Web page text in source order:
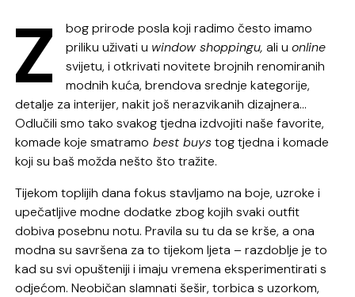
Z
bog prirode posla koji radimo često imamo
priliku uživati u window shoppingu, ali uonline
svijetu, i otkrivati novitete brojnih renomiranih
modnih kuća, brendova srednje kategorije,
detalje za interijer, nakit još nerazvikanih dizajnera…
Odlučili smo tako svakog tjedna izdvojiti naše favorite,
komade koje smatramo best buys tog tjedna i komade
koji su baš možda nešto što tražite.
Tijekom toplijih dana fokus stavljamo na boje, uzroke i
upečatljive modne dodatke zbog kojih svaki outfit
dobiva posebnu notu. Pravila su tu da se krše, a ona
modna su savršena za to tijekom ljeta – razdoblje je to
kad su svi opušteniji i imaju vremena eksperimentirati s
odjećom. Neobičan slamnati šešir, torbica s uzorkom,